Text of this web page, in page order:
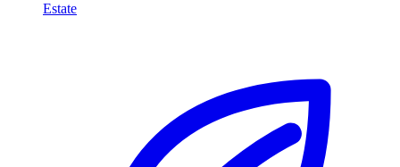
Estate